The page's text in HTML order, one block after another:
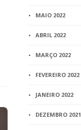
MAIO 2022
ABRIL 2022
MARÇO 2022
FEVEREIRO 2022
JANEIRO 2022
DEZEMBRO 2021